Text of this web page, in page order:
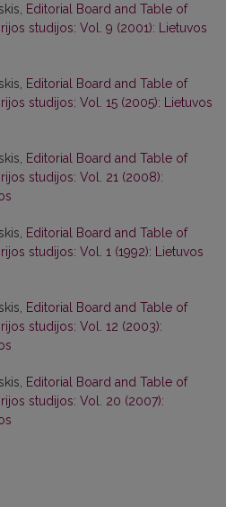
Editorial Board and Table of
studijos: Vol. 9 (2001): Lietuvos
Editorial Board and Table of
studijos: Vol. 15 (2005): Lietuvos
Editorial Board and Table of
studijos: Vol. 21 (2008):
Editorial Board and Table of
studijos: Vol. 1 (1992): Lietuvos
Editorial Board and Table of
studijos: Vol. 12 (2003):
Editorial Board and Table of
studijos: Vol. 20 (2007):